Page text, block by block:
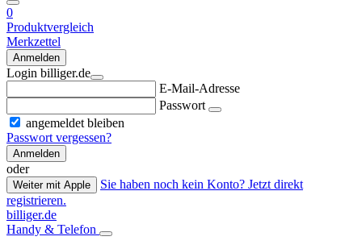
0
Produktvergleich
Merkzettel
Anmelden
Login billiger.de
E-Mail-Adresse
Passwort
angemeldet bleiben
Passwort vergessen?
Anmelden
oder
Weiter mit Apple
Sie haben noch kein Konto? Jetzt direkt
registrieren.
billiger.de
Handy & Telefon